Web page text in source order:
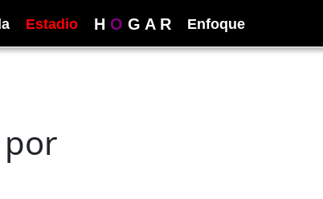
Estadio H O G A R Enfoque
por